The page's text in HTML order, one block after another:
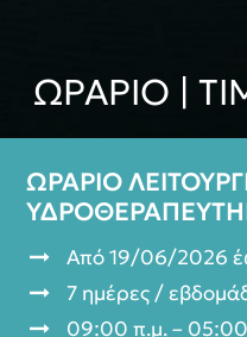
ΩΡΑΡΙΟ |
ΩΡΑΡΙΟ
Από 19/06/2026
7 ημέρες /
09:00 π.μ. – 05:00